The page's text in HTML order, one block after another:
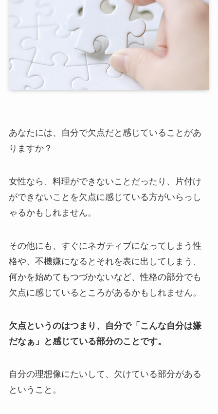
あなたには、自分で欠点だと感じていることがあ
りますか？
女性なら、料理ができないことだったり、片付け
ができないことを欠点に感じている方がいらっし
ゃるかもしれません。
その他にも、すぐにネガティブになってしまう性
格や、不機嫌になるとそれを表に出してしまう、
何かを始めてもつづかないなど、性格の部分でも
欠点に感じているところがあるかもしれません。
欠点というのはつまり、自分で「こんな自分は嫌
だなぁ」と感じている部分のことです。
自分の理想像にたいして、欠けている部分がある
ということ。